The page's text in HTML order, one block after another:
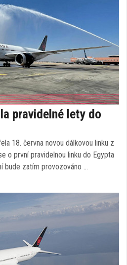
pravidelné lety do
18. června novou dálkovou linku z
o první pravidelnou linku do Egypta
bude zatím provozováno …